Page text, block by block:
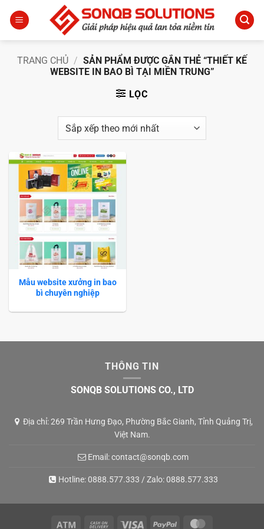
qua
TRANG CHỦ / SẢN PHẨM ĐƯỢC GẮN THẺ “THIẾT KẾ
WEBSITE IN BAO BÌ TẠI MIỀN TRUNG”
LỌC
Mẫu website xưởng in bao
bì chuyên nghiệp
THÔNG TIN
SONQB SOLUTIONS CO., LTD
Địa chỉ: 269 Trần Hưng Đạo, Phường Bắc Gianh, Tỉnh Quảng Trị,
Việt Nam.
Email:contact@sonqb.com
Hotline:0888.577.333 / Zalo:0888.577.333
Atm Cash Visa PayPal